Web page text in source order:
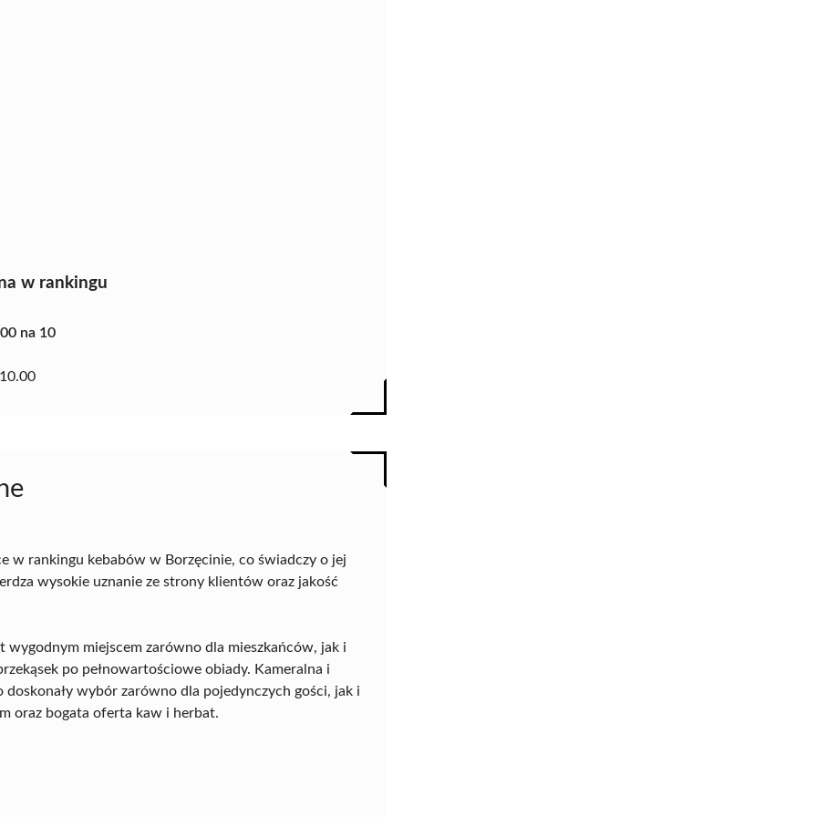
w rankingu
na 10
10.00
w rankingu kebabów w Borzęcinie, co świadczy o jej
wysokie uznanie ze strony klientów oraz jakość
wygodnym miejscem zarówno dla mieszkańców, jak i
po pełnowartościowe obiady. Kameralna i
wybór zarówno dla pojedynczych gości, jak i
oraz bogata oferta kaw i herbat.